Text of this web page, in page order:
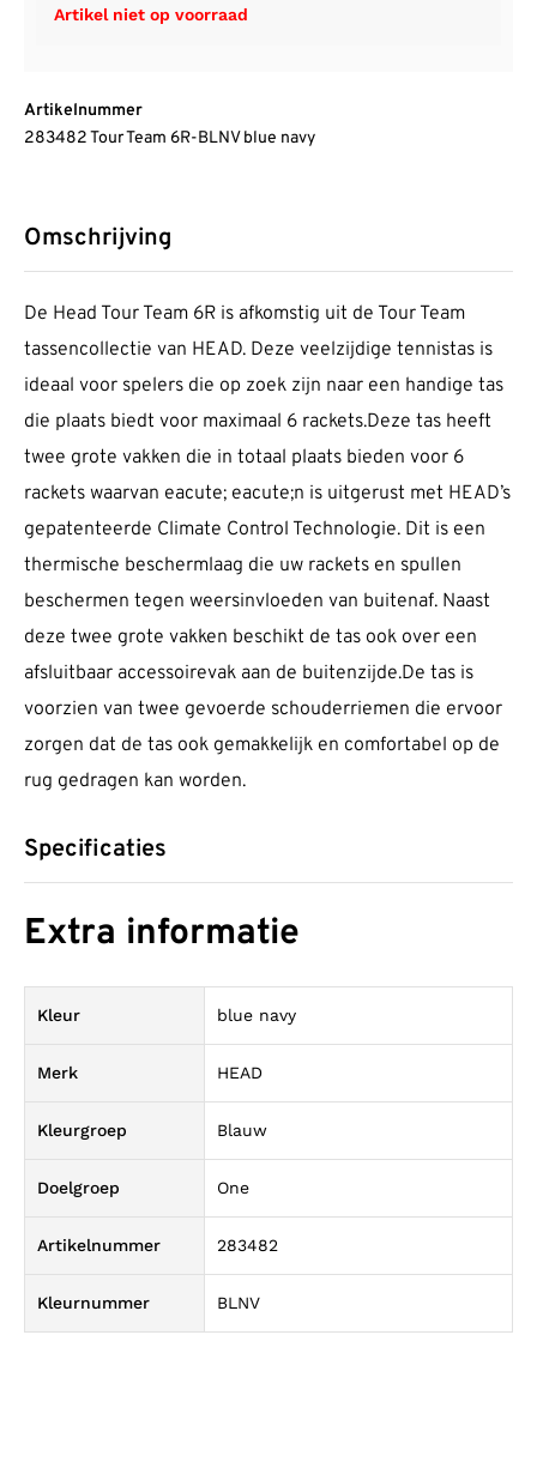
Artikel niet op voorraad
Artikelnummer
283482 Tour Team 6R-BLNV blue navy
Omschrijving
De Head Tour Team 6R is afkomstig uit de Tour Team
tassencollectie van HEAD. Deze veelzijdige tennistas is
ideaal voor spelers die op zoek zijn naar een handige tas
die plaats biedt voor maximaal 6 rackets.Deze tas heeft
twee grote vakken die in totaal plaats bieden voor 6
rackets waarvan eacute; eacute;n is uitgerust met HEAD’s
gepatenteerde Climate Control Technologie. Dit is een
thermische beschermlaag die uw rackets en spullen
beschermen tegen weersinvloeden van buitenaf. Naast
deze twee grote vakken beschikt de tas ook over een
afsluitbaar accessoirevak aan de buitenzijde.De tas is
voorzien van twee gevoerde schouderriemen die ervoor
zorgen dat de tas ook gemakkelijk en comfortabel op de
rug gedragen kan worden.
Specificaties
Extra informatie
Kleur blue navy
Merk HEAD
Kleurgroep Blauw
Doelgroep One
Artikelnummer 283482
Kleurnummer BLNV